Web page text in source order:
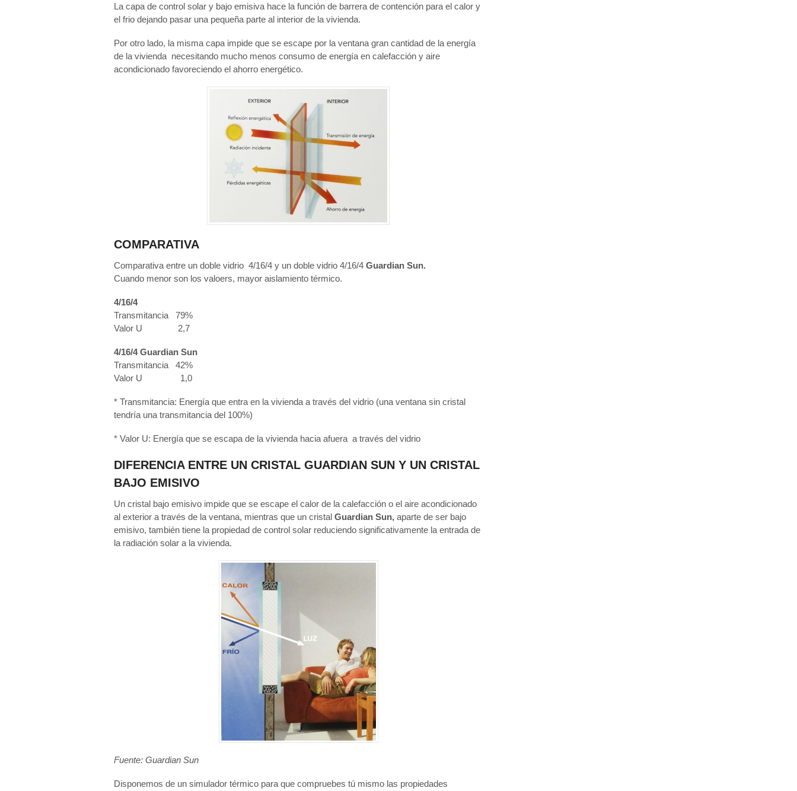
La capa de control solar y bajo emisiva hace la función de barrera de contención para el calor y
el frio dejando pasar una pequeña parte al interior de la vivienda.
Por otro lado, la misma capa impide que se escape por la ventana gran cantidad de la energía
de la vivienda necesitando mucho menos consumo de energía en calefacción y aire
acondicionado favoreciendo el ahorro energético.
COMPARATIVA
Comparativa entre un doble vidrio 4/16/4 y un doble vidrio 4/16/4 Guardian Sun.
Cuando menor son los valoers, mayor aislamiento térmico.
4/16/4
Transmitancia 79%
Valor U 2,7
4/16/4 Guardian Sun
Transmitancia 42%
Valor U 1,0
* Transmitancia: Energía que entra en la vivienda a través del vidrio (una ventana sin cristal
tendría una transmitancia del 100%)
* Valor U: Energía que se escapa de la vivienda hacia afuera a través del vidrio
DIFERENCIA ENTRE UN CRISTAL GUARDIAN SUN Y UN CRISTAL
BAJO EMISIVO
Un cristal bajo emisivo impide que se escape el calor de la calefacción o el aire acondicionado
al exterior a través de la ventana, mientras que un cristal Guardian Sun, aparte de ser bajo
emisivo, también tiene la propiedad de control solar reduciendo significativamente la entrada de
la radiación solar a la vivienda.
Fuente: Guardian Sun
Disponemos de un simulador térmico para que compruebes tú mismo las propiedades